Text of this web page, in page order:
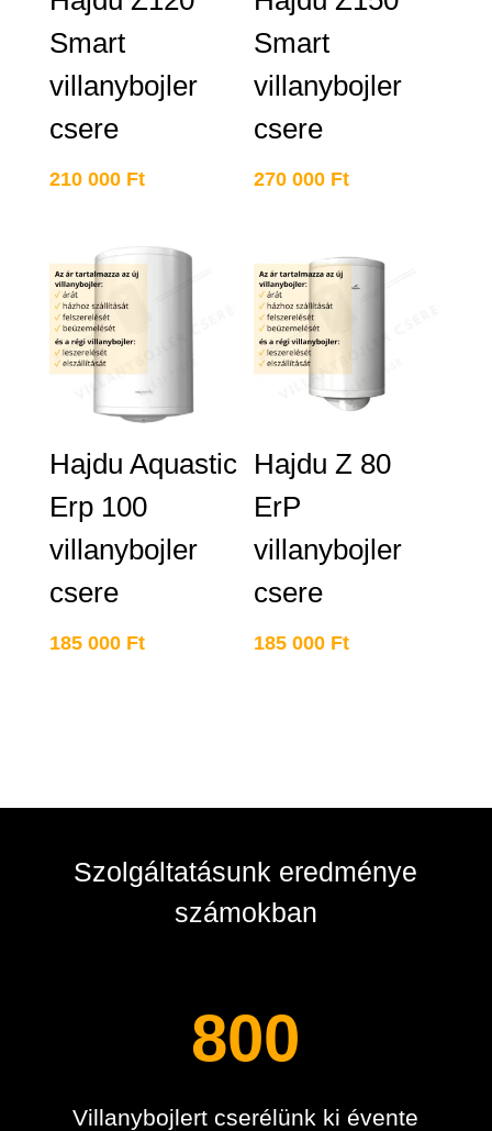
Smart
villanybojler
csere
210 000 Ft
Smart
villanybojler
csere
270 000 Ft
Hajdu Aquastic
Erp 100
villanybojler
csere
185 000 Ft
Hajdu Z 80
ErP
villanybojler
csere
185 000 Ft
Szolgáltatásunk eredménye
számokban
800
Villanybojlert cserélünk ki évente